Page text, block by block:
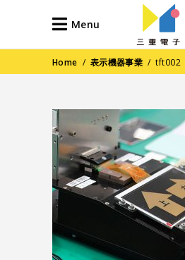
Menu
Home / 表示機器事業 /tft002